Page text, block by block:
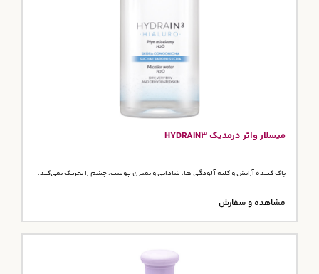
میسلار واتر درمدیک HYDRAIN3
پاک کننده آرایش و کلیه آلودگی ها، شادابی و تمیزی پوست، چشم را تحریک نمی‌کند.
مشاهده و سفارش